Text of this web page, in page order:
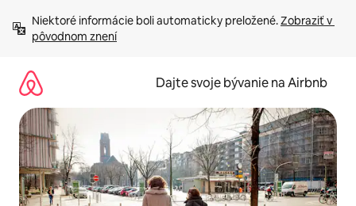
obsah.
Niektoré informácie boli automaticky preložené. Zobraziť v
pôvodnom znení
Dajte svoje bývanie na Airbnb